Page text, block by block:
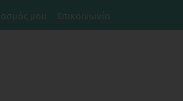
μου Επικοινωνία